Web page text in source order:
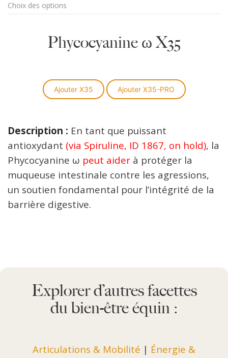
Choix des options
produit
page
produit
Phycocyanine ω X35
Ajouter X35 Ajouter X35-PRO
Description : En tant que puissant
antioxydant (via Spiruline, ID 1867, on hold), la
Phycocyanine ω peut aider à protéger la
muqueuse intestinale contre les agressions,
un soutien fondamental pour l’intégrité de la
barrière digestive.
Explorer d’autres facettes
du bien-être équin :
Articulations & Mobilité | Énergie &